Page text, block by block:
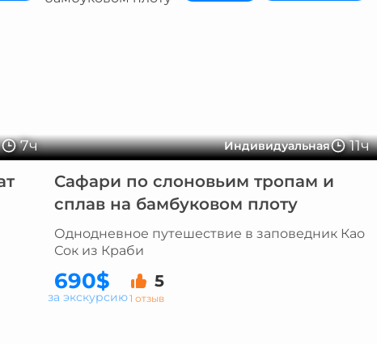
7ч Индивидуальная 11ч
Сафари по слоновьим тропам и
сплав на бамбуковом плоту
Однодневное путешествие в заповедник Као
Сок из Краби
690$ 5
1 отзыв
за экскурсию